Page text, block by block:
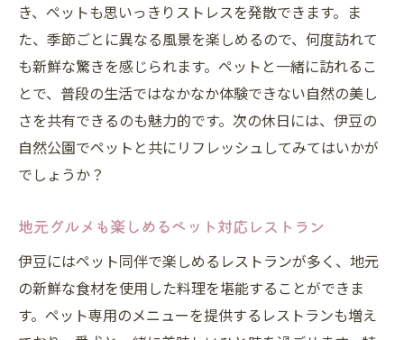
き、ペットも思いっきりストレスを発散できます。ま
た、季節ごとに異なる風景を楽しめるので、何度訪れて
も新鮮な驚きを感じられます。ペットと一緒に訪れるこ
とで、普段の生活ではなかなか体験できない自然の美し
さを共有できるのも魅力的です。次の休日には、伊豆の
自然公園でペットと共にリフレッシュしてみてはいかが
でしょうか？
地元グルメも楽しめるペット対応レストラン
伊豆にはペット同伴で楽しめるレストランが多く、地元
の新鮮な食材を使用した料理を堪能することができま
す。ペット専用のメニューを提供するレストランも増え